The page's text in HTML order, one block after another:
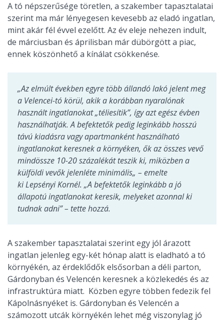
A tó népszerűsége töretlen, a szakember tapasztalatai
szerint ma már lényegesen kevesebb az eladó ingatlan,
mint akár fél évvel ezelőtt. Az év eleje nehezen indult,
de márciusban és áprilisban már dübörgött a piac,
ennek köszönhető a kínálat csökkenése.
„Az elmúlt években egyre több állandó lakó jelent meg
a Velencei-tó körül, akik a korábban nyaralónak
használt ingatlanokat „téliesítik”, így azt egész évben
használhatják. A befektetők pedig leginkább hosszú
távú kiadásra vagy apartmanként használható
ingatlanokat keresnek a környéken, ők az összes vevő
mindössze 10-20 százalékát teszik ki, miközben a
külföldi vevők jelenléte minimális„ – emelte
ki Lepsényi Kornél. „A befektetők leginkább a jó
állapotú ingatlanokat keresik, melyeket azonnal ki
tudnak adni” – tette hozzá.
A szakember tapasztalatai szerint egy jól árazott
ingatlan jelenleg egy-két hónap alatt is eladható a tó
környékén, az érdeklődők elsősorban a déli parton,
Gárdonyban és Velencén keresnek a közlekedés és az
infrastruktúra miatt. Közben egyre többen fedezik fel
Kápolnásnyéket is. Gárdonyban és Velencén a
számozott utcák környékén lehet még viszonylag jó